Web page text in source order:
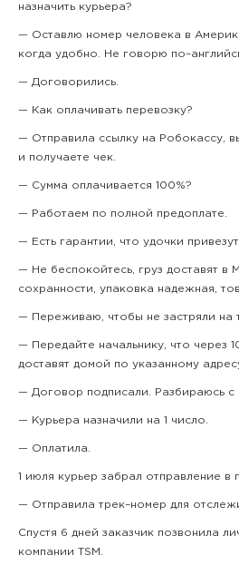
назначить курьера?
— Оставлю номер человека в
когда удобно. Не говорю
— Договорились.
— Как оплачивать перевозку?
— Отправила ссылку на Робокассу,
и получаете чек.
— Сумма оплачивается 100%?
— Работаем по полной предоплате.
— Есть гарантии, что удочки
— Не беспокойтесь, груз доставят в
сохранности, упаковка надежная,
— Переживаю, чтобы не застряли на
— Передайте начальнику, что через
доставят домой по указанному
— Договор подписали. Разбираюсь с
— Курьера назначили на 1 число.
— Оплатила.
1 июля курьер забрал отправление в
— Отправила трек–номер для
Спустя 6 дней заказчик позвонила
компании TSM.